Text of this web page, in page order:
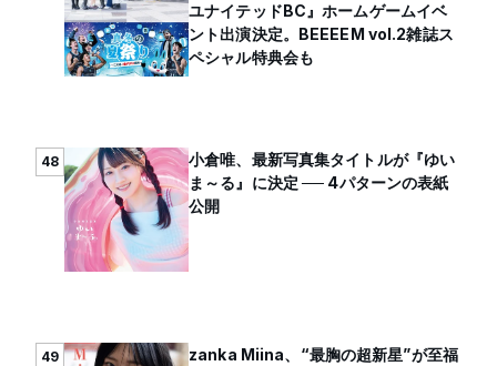
ユナイテッドBC』ホームゲームイベ
ント出演決定。BEEEEM vol.2雑誌ス
ペシャル特典会も
48
小倉唯、最新写真集タイトルが『ゆい
ま～る』に決定 ── 4パターンの表紙
公開
49
zanka Miina、“最胸の超新星”が至福